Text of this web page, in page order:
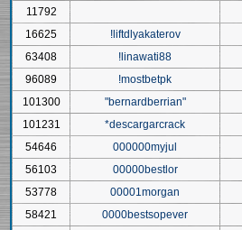
11792
16625
!liftdlyakaterov
63408
!linawati88
96089
!mostbetpk
101300
"bernardberrian"
101231
*descargarcrack
54646
000000myjul
56103
00000bestlor
53778
00001morgan
58421
0000bestsopever